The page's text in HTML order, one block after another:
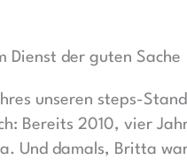
Dienst der guten Sache
unseren steps-
Bereits 2010, vier
Und damals, Britta